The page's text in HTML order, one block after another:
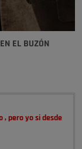
EL BUZÓN
, pero yo si desde